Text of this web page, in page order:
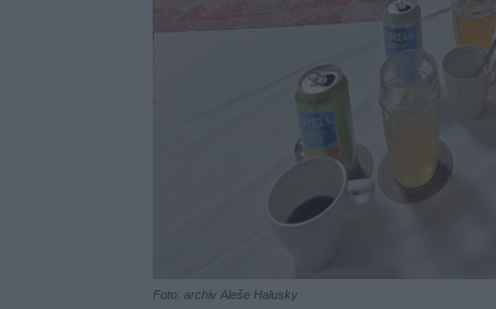
Foto: archiv Aleše Halusky